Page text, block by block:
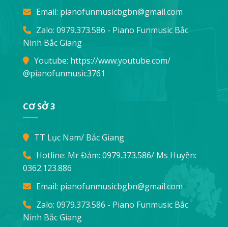
Email: pianofunmusicbgbn@gmail.com
Zalo: 0979.373.586 - Piano Funmusic Bắc
Ninh Bắc Giang
Youtube: https://www.youtube.com/
@pianofunmusic3761
CƠ SỞ 3
TT Lục Nam/ Bắc Giang
Hotline: Mr Đảm: 0979.373.586/ Ms Huyền:
0362.123.886
Email: pianofunmusicbgbn@gmail.com
Zalo: 0979.373.586 - Piano Funmusic Bắc
Ninh Bắc Giang